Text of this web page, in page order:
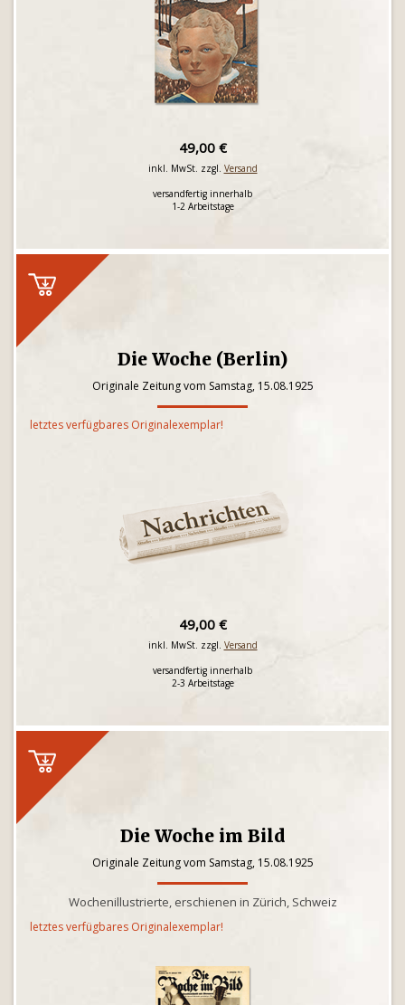
49,00 €
inkl. MwSt. zzgl. Versand
versandfertig innerhalb
1-2 Arbeitstage
Die Woche (Berlin)
Originale Zeitung vom Samstag, 15.08.1925
letztes verfügbares Originalexemplar!
49,00 €
inkl. MwSt. zzgl. Versand
versandfertig innerhalb
2-3 Arbeitstage
Die Woche im Bild
Originale Zeitung vom Samstag, 15.08.1925
Wochenillustrierte, erschienen in Zürich, Schweiz
letztes verfügbares Originalexemplar!